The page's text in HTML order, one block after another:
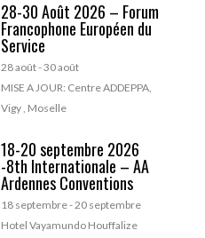
28-30 Août 2026 – Forum
Francophone Européen du
Service
28 août-30 août
MISE A JOUR: Centre ADDEPPA,
Vigy , Moselle
18-20 septembre 2026
-8th Internationale – AA
Ardennes Conventions
18 septembre-20 septembre
Hotel Vayamundo Houffalize